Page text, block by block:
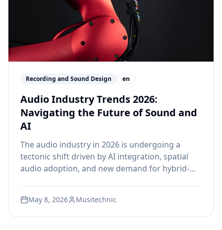
Recording and Sound Design en
Audio Industry Trends 2026:
Navigating the Future of Sound and
AI
The audio industry in 2026 is undergoing a
tectonic shift driven by AI integration, spatial
audio adoption, and new demand for hybrid-
the trends reshaping careers and curricula
worldwide.
May 8, 2026 Musitechnic